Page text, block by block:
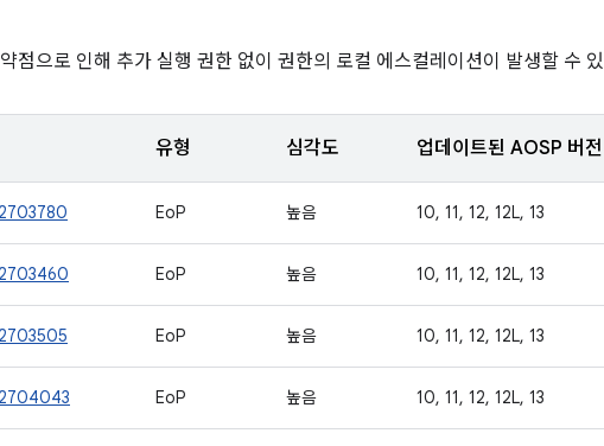
점으로 인해 추가 실행 권한 없이 권한의 로컬 에스컬레이션이 발생할 수
유형 심각도 업데이트된 AOSP 버전
EoP 높음 10, 11, 12, 12L, 13
EoP 높음 10, 11, 12, 12L, 13
EoP 높음 10, 11, 12, 12L, 13
EoP 높음 10, 11, 12, 12L, 13